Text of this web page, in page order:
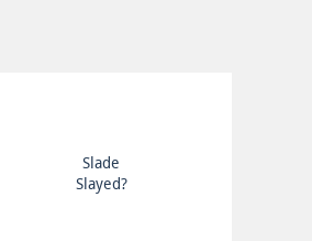
Slade
Slayed?